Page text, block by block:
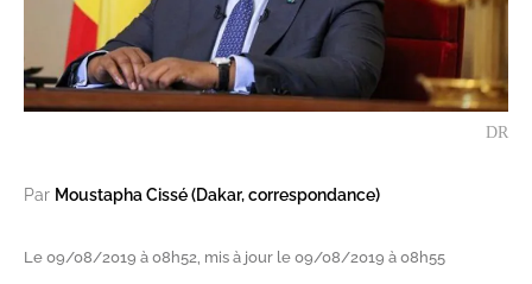
DR
Par Moustapha Cissé (Dakar, correspondance)
Le 09/08/2019 à 08h52, mis à jour le 09/08/2019 à 08h55